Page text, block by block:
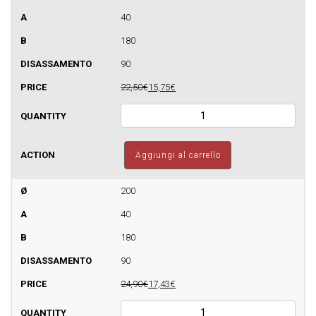
quantità
40
180
90
22,50€15,75€
30°
canne
fumarie
parete
quantità
Aggiungi al carrello
200
40
180
90
24,90€17,43€